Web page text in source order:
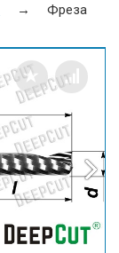
→
Фреза